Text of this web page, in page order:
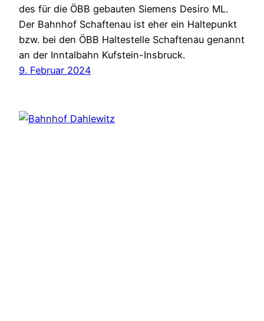
des für die ÖBB gebauten Siemens Desiro ML.
Der Bahnhof Schaftenau ist eher ein Haltepunkt
bzw. bei den ÖBB Haltestelle Schaftenau genannt
an der Inntalbahn Kufstein-Insbruck.
9. Februar 2024